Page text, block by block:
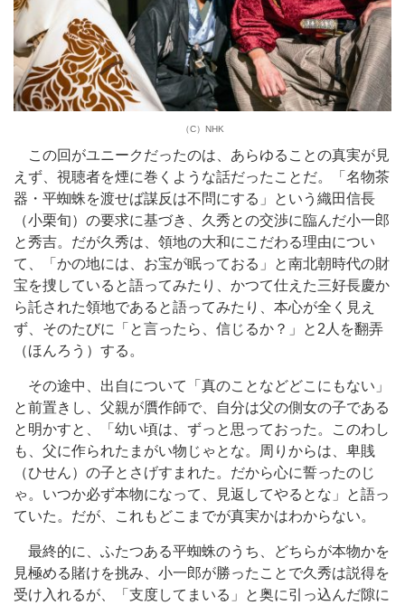
（C）NHK
この回がユニークだったのは、あらゆることの真実が見
えず、視聴者を煙に巻くような話だったことだ。「名物茶
器・平蜘蛛を渡せば謀反は不問にする」という織田信長
（小栗旬）の要求に基づき、久秀との交渉に臨んだ小一郎
と秀吉。だが久秀は、領地の大和にこだわる理由につい
て、「かの地には、お宝が眠っておる」と南北朝時代の財
宝を捜していると語ってみたり、かつて仕えた三好長慶か
ら託された領地であると語ってみたり、本心が全く見え
ず、そのたびに「と言ったら、信じるか？」と2人を翻弄
（ほんろう）する。
その途中、出自について「真のことなどどこにもない」
と前置きし、父親が贋作師で、自分は父の側女の子である
と明かすと、「幼い頃は、ずっと思っておった。このわし
も、父に作られたまがい物じゃとな。周りからは、卑賎
（ひせん）の子とさげすまれた。だから心に誓ったのじ
ゃ。いつか必ず本物になって、見返してやるとな」と語っ
ていた。だが、これもどこまでが真実かはわからない。
最終的に、ふたつある平蜘蛛のうち、どちらが本物かを
見極める賭けを挑み、小一郎が勝ったことで久秀は説得を
受け入れるが、「支度してまいる」と奥に引っ込んだ隙に